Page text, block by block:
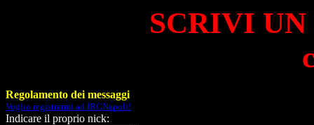
SCRIVI
Regolamento dei messaggi
Voglio registrarmi ad IRCNapoli!
Indicare il proprio nick: